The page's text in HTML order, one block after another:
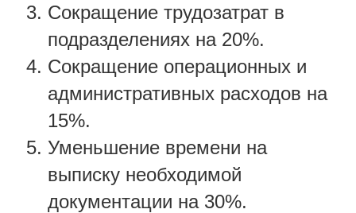
Сокращение трудозатрат в
подразделениях на 20%.
Сокращение операционных и
административных расходов на
15%.
Уменьшение времени на
выписку необходимой
документации на 30%.